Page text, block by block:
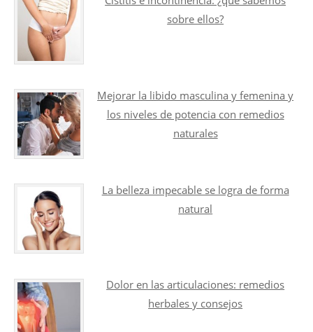
sobre ellos?
Mejorar la libido masculina y femenina y
los niveles de potencia con remedios
naturales
La belleza impecable se logra de forma
natural
Dolor en las articulaciones: remedios
herbales y consejos